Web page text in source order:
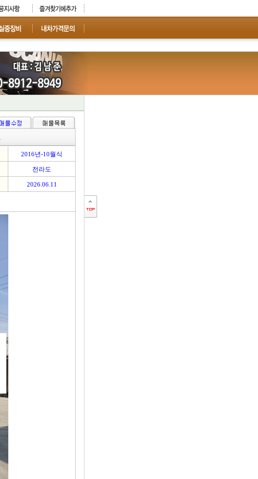
2016년-10월식
전라도
2026.06.11